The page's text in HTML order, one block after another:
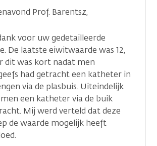
Prof. Barentsz,
voor uw gedetailleerde
De laatste eiwitwaarde was 12,
dit was kort nadat men
had getracht een katheter in
via de plasbuis. Uiteindelijk
een katheter via de buik
Mij werd verteld dat deze
de waarde mogelijk heeft